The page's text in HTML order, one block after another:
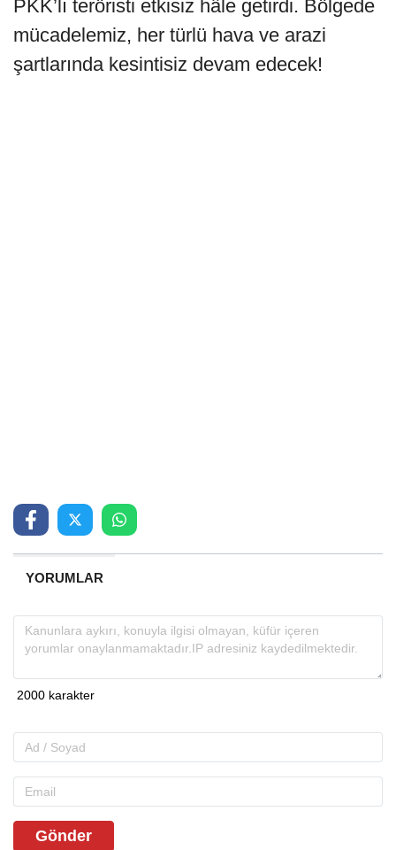
PKK’lı teröristi etkisiz hâle getirdi. Bölgede
mücadelemiz, her türlü hava ve arazi
şartlarında kesintisiz devam edecek!
YORUMLAR
Gönder